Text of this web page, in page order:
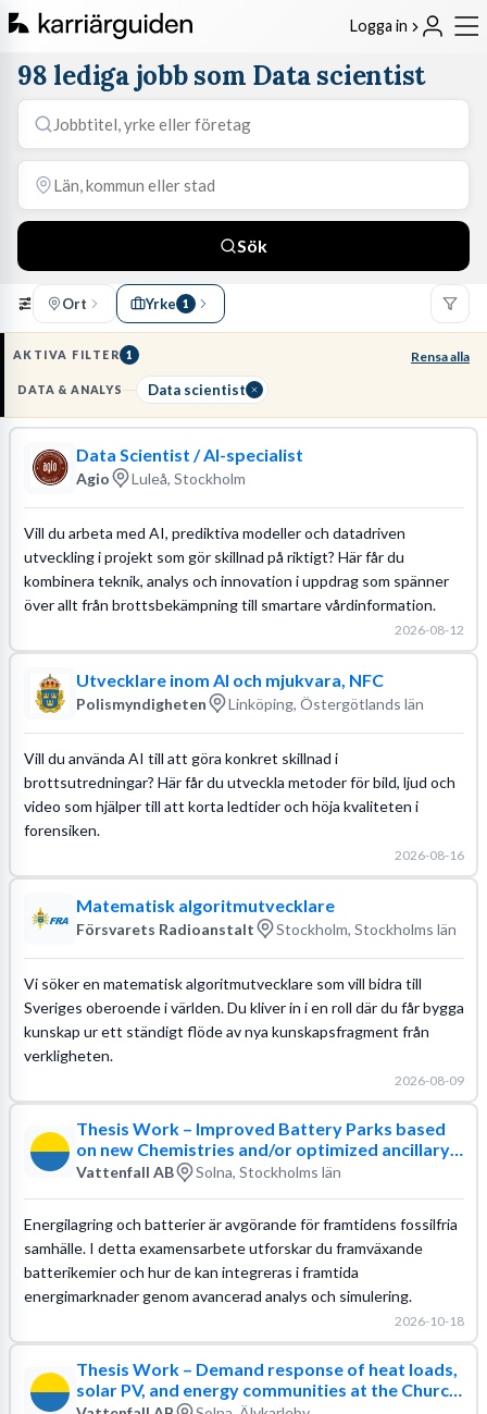
Logga in
98 lediga jobb som Data scientist
Sök
Ort Yrke 1
AKTIVA FILTER 1 Rensa alla
DATA & ANALYS Data scientist
Data Scientist / AI-specialist
Agio Luleå, Stockholm
Vill du arbeta med AI, prediktiva modeller och datadriven
utveckling i projekt som gör skillnad på riktigt? Här får du
kombinera teknik, analys och innovation i uppdrag som spänner
över allt från brottsbekämpning till smartare vårdinformation.
2026-08-12
Utvecklare inom AI och mjukvara, NFC
Polismyndigheten Linköping, Östergötlands län
Vill du använda AI till att göra konkret skillnad i
brottsutredningar? Här får du utveckla metoder för bild, ljud och
video som hjälper till att korta ledtider och höja kvaliteten i
forensiken.
2026-08-16
Matematisk algoritmutvecklare
Försvarets Radioanstalt Stockholm, Stockholms län
Vi söker en matematisk algoritmutvecklare som vill bidra till
Sveriges oberoende i världen. Du kliver in i en roll där du får bygga
kunskap ur ett ständigt flöde av nya kunskapsfragment från
verkligheten.
2026-08-09
Thesis Work – Improved Battery Parks based
on new Chemistries and/or optimized ancillary
systems
Vattenfall AB Solna, Stockholms län
Energilagring och batterier är avgörande för framtidens fossilfria
samhälle. I detta examensarbete utforskar du framväxande
batterikemier och hur de kan integreras i framtida
energimarknader genom avancerad analys och simulering.
2026-10-18
Thesis Work – Demand response of heat loads,
solar PV, and energy communities at the Church
of Sweden.